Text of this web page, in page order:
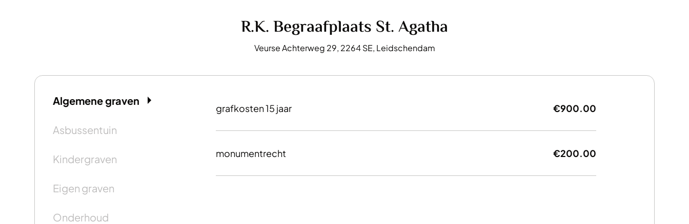
R.K. Begraafplaats St. Agatha
Veurse Achterweg 29, 2264 SE, Leidschendam
Algemene graven
Asbussentuin
Kindergraven
Eigen graven
Onderhoud
grafkosten 15 jaar €900.00
monumentrecht €200.00